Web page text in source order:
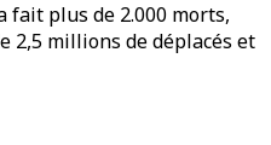
fait plus de 2.000 morts,
2,5 millions de déplacés et